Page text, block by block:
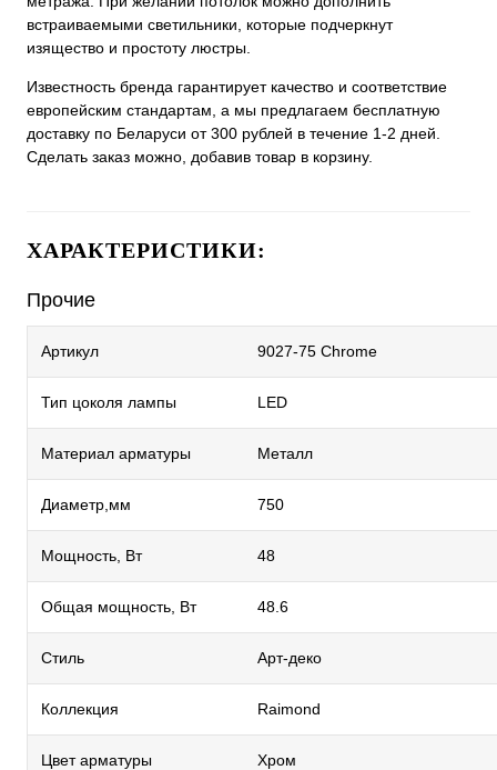
встраиваемыми светильники, которые подчеркнут
изящество и простоту люстры.
Известность бренда гарантирует качество и соответствие
европейским стандартам, а мы предлагаем бесплатную
доставку по Беларуси от 300 рублей в течение 1-2 дней.
Сделать заказ можно, добавив товар в корзину.
ХАРАКТЕРИСТИКИ:
Прочие
Артикул 9027-75 Chrome
Тип цоколя лампы LED
Материал арматуры Металл
Диаметр,мм 750
Мощность, Вт 48
Общая мощность, Вт 48.6
Стиль Арт-деко
Коллекция Raimond
Цвет арматуры Хром